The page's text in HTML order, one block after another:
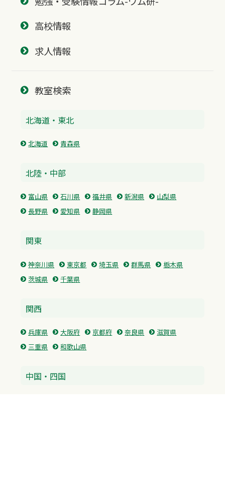
高校情報
求人情報
教室検索
北海道・東北
北海道 青森県
北陸・中部
富山県 石川県 福井県 新潟県
山梨県
長野県
愛知県 静岡県
関東
神奈川県 東京都 埼玉県 群馬県
栃木県
茨城県
千葉県
関西
兵庫県 大阪府 京都府 奈良県
滋賀県
三重県
和歌山県
中国・四国